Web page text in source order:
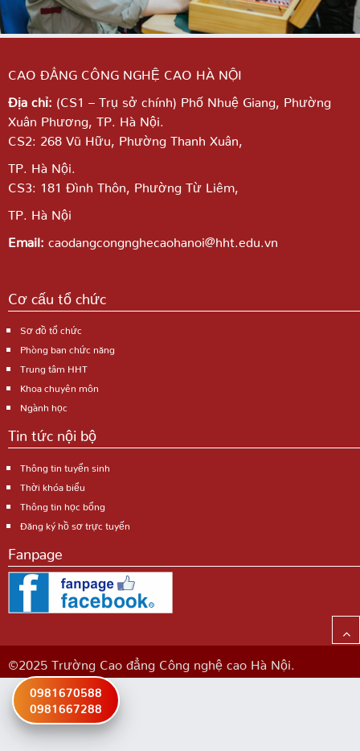
CAO ĐẲNG CÔNG NGHỆ CAO HÀ NỘI
Địa chỉ: (CS1 – Trụ sở chính) Phố Nhuệ Giang, Phường
Xuân Phương, TP. Hà Nội.
CS2: 268 Vũ Hữu, Phường Thanh Xuân,
TP. Hà Nội.
CS3: 181 Đình Thôn, Phường Từ Liêm,
TP. Hà Nội
Email: caodangcongnghecaohanoi@hht.edu.vn
Cơ cấu tổ chức
Sơ đồ tổ chức
Phòng ban chức năng
Trung tâm HHT
Khoa chuyên môn
Ngành học
Tin tức nội bộ
Thông tin tuyển sinh
Thời khóa biểu
Thông tin học bổng
Đăng ký hồ sơ trực tuyến
Fanpage
©2025 Trường Cao đẳng Công nghệ cao Hà Nội.
0981670588
0981667288